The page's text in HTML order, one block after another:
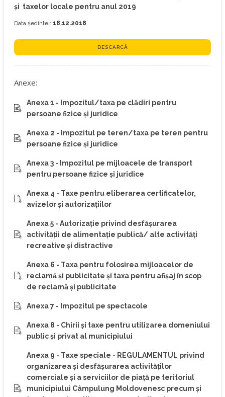
şi taxelor locale pentru anul 2019
Data ședinței: 18.12.2018
DESCARCĂ
Anexe:
Anexa 1 - Impozitul/taxa pe clădiri pentru
persoane fizice și juridice
Anexa 2 - Impozitul pe teren/taxa pe teren pentru
persoane fizice şi juridice
Anexa 3 - Impozitul pe mijloacele de transport
pentru persoane fizice şi juridice
Anexa 4 - Taxe pentru eliberarea certificatelor,
avizelor şi autorizaţiilor
Anexa 5 - Autorizaţie privind desfăşurarea
activităţii de alimentaţie publică/ alte activităţi
recreative şi distractive
Anexa 6 - Taxa pentru folosirea mijloacelor de
reclamă şi publicitate și taxa pentru afişaj în scop
de reclamă şi publicitate
Anexa 7 - Impozitul pe spectacole
Anexa 8 - Chirii și taxe pentru utilizarea domeniului
public şi privat al municipiului
Anexa 9 - Taxe speciale - REGULAMENTUL privind
organizarea şi desfăşurarea activităţilor
comerciale şi a serviciilor de piaţă pe teritoriul
municipiului Câmpulung Moldovenesc precum şi